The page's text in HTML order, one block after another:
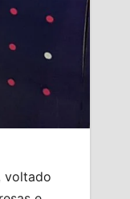
voltado